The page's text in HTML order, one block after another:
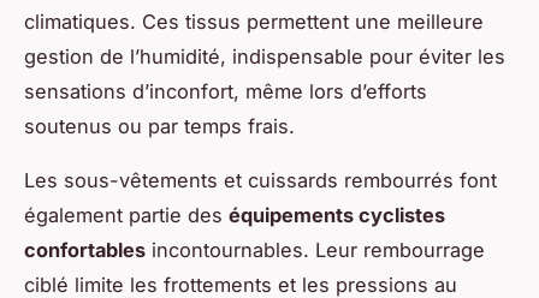
climatiques. Ces tissus permettent une meilleure
gestion de l’humidité, indispensable pour éviter les
sensations d’inconfort, même lors d’efforts
soutenus ou par temps frais.
Les sous-vêtements et cuissards rembourrés font
également partie des équipements cyclistes
confortables incontournables. Leur rembourrage
ciblé limite les frottements et les pressions au